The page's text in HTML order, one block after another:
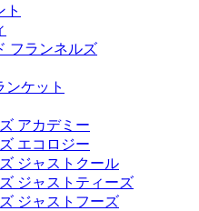
ト
フランネルズ
ンケット
アカデミー
エコロジー
ジャストクール
ジャストティーズ
ジャストフーズ